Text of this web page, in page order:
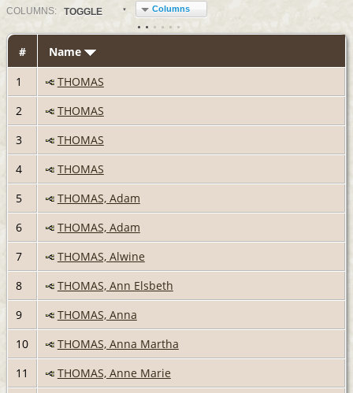
COLUMN S: TOGGLE Columns
#
Name
1
THOMAS
2
THOMAS
3
THOMAS
4
THOMAS
5
THOMAS, Adam
6
THOMAS, Adam
7
THOMAS, Alwine
8
THOMAS, Ann Elsbeth
9
THOMAS, Anna
10
THOMAS, Anna Martha
11
THOMAS, Anne Marie